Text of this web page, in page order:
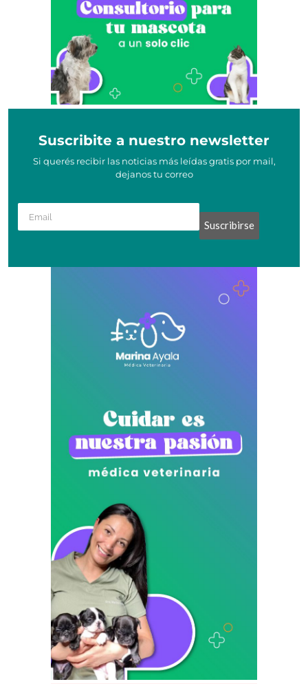
Suscribite a nuestro newsletter
Si querés recibir las noticias más leídas gratis por mail,
dejanos tu correo
Suscribirse